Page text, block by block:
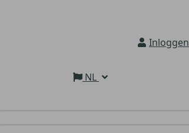
Inloggen
NL